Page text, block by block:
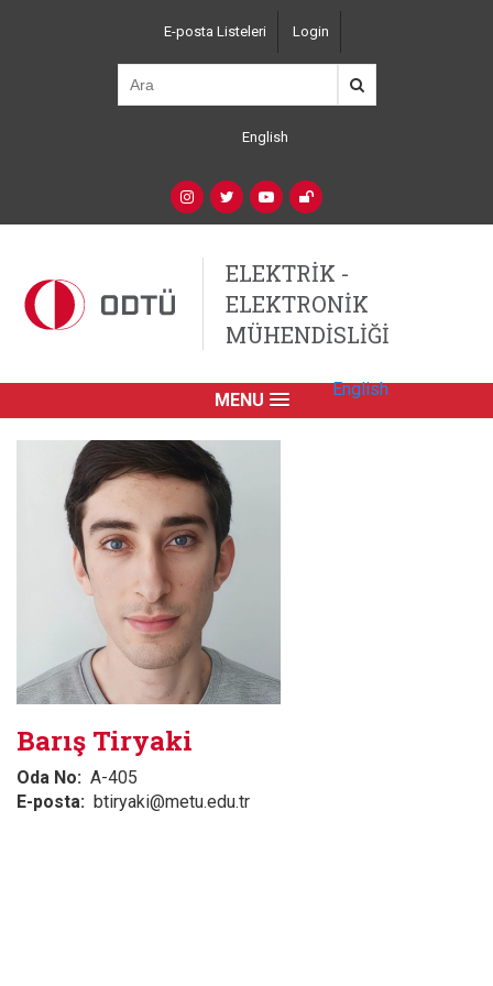
Top
Left
Navigation
E-posta Listeleri Login
Switcher
(Custom)
English
Social
ELEKTRİK -
ELEKTRONİK
MÜHENDİSLİĞİ
MENU
English
English
Barış Tiryaki
Oda No
A-405
E-posta
btiryaki@metu.edu.tr